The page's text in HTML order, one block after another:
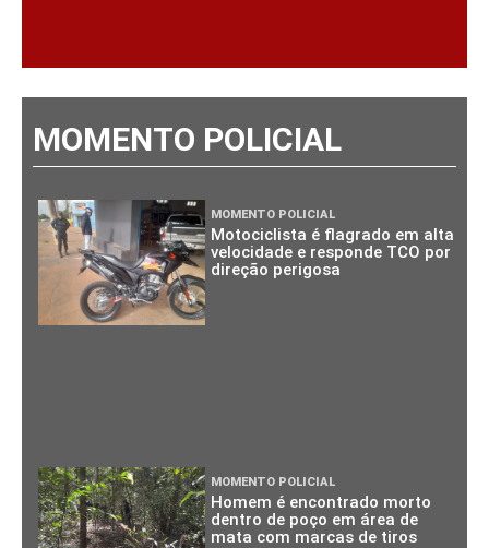
MOMENTO POLICIAL
MOMENTO POLICIAL
Motociclista é flagrado em alta
velocidade e responde TCO por
direção perigosa
MOMENTO POLICIAL
Homem é encontrado morto
dentro de poço em área de
mata com marcas de tiros